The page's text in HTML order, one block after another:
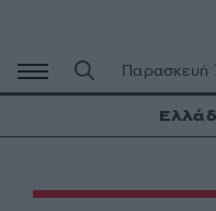
περιεχόμενο
Παρασκευή